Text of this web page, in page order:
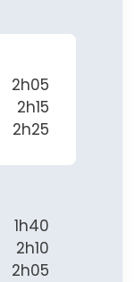
2h05
2h15
2h25
1h40
2h10
2h05